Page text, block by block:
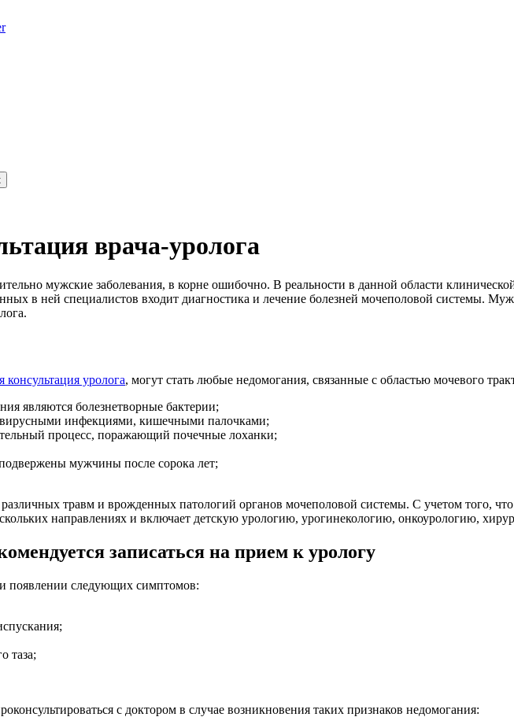
врача-уролога
мужские заболевания, в корне ошибочно. В реальности в данной области
в ней специалистов входит диагностика и лечение болезней мочеполовой системы.
консультация уролога, могут стать любые недомогания, связанные с областью мочевого
являются болезнетворные бактерии;
инфекциями, кишечными палочками;
процесс, поражающий почечные лоханки;
мужчины после сорока лет;
травм и врожденных патологий органов мочеполовой системы. С учетом того,
направлениях и включает детскую урологию, урогинекологию, онкоурологию,
записаться на прием к урологу
появлении следующих симптомов:
таза;
с доктором в случае возникновения таких признаков недомогания: